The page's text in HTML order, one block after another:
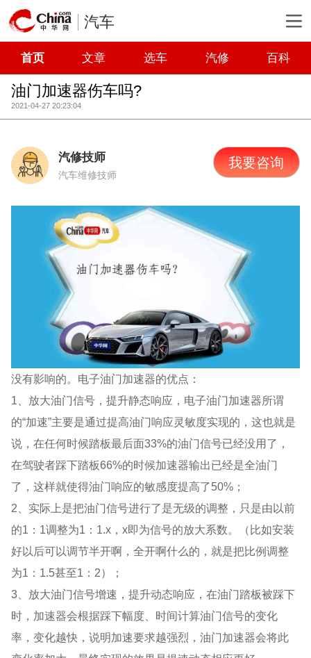
汽车
首页 文章 选车 汽修 百科
油门加速器伤车吗?
2021-04-27 20:23:04
汽修技师
汽车维修技师
我要咨询
没有影响的。电子油门加速器的优点：
1、放大油门信号，提升静态响应，电子油门加速器所谓
的“加速”主要是通过提高油门响应灵敏度实现的，这也就是
说，在任何时候踏板最后面33%的油门信号已经没用了，
在驾驶者踩下踏板66%的时候加速器输出已经是全油门
了，这样就使得油门响应的敏感度提高了50%；
2、实际上是把油门信号进行了是无级的调整，只是由以前
的1：1调整为1：1.x，x即为信号的放大系数。（比如安装
好以后可以调节半开啊，全开啊什么的，就是把比例调整
为1：1.5甚至1：2）；
3、放大油门信号增速，提升动态响应，在油门踏板被踩下
时，加速器会根据踩下幅度、时间计算油门信号的变化
率，变化越快，说明加速要求越强烈，油门加速器会将此